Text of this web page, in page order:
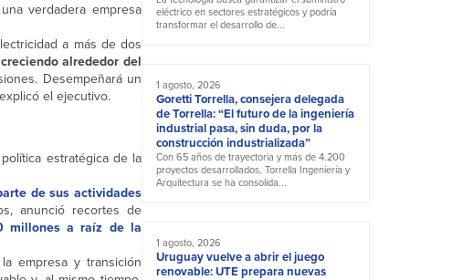
verdadera empresa
a más de dos
alrededor del
Desempeñará un
el ejecutivo.
estratégica de la
de sus actividades
anunció recortes de
millones a raíz de la
empresa y transición
eléctrico en sectores estratégicos y podría
transformar el desarrollo de...
1 agosto, 2026
Goretti Torrella, consejera delegada
de Torrella: “El futuro de la ingeniería
industrial pasa, sin duda, por la
construcción industrializada”
Con 65 años de trayectoria y más de 4.200
proyectos desarrollados, Torrella Ingeniería y
Arquitectura se ha consolida...
1 agosto, 2026
Uruguay vuelve a abrir el juego
renovable: UTE prepara nuevas